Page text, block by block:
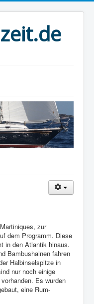
zur
dem Programm. Diese
in den Atlantik hinaus.
Bambushainen fahren
Halbinselspitze in
nur noch einige
Es wurden
eine Rum-